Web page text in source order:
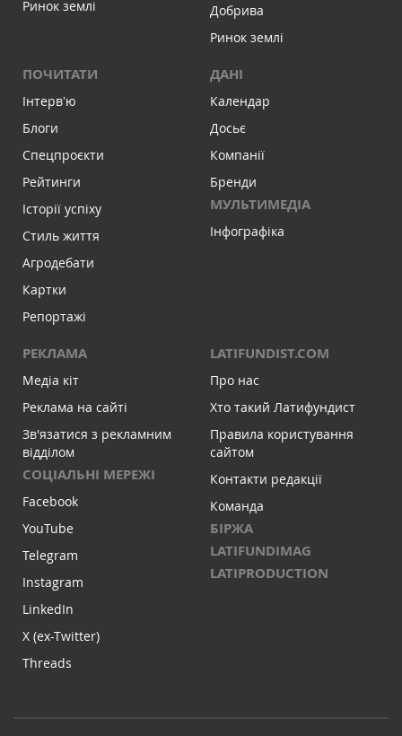
Ринок землі
Добрива
Ринок землі
ПОЧИТАТИ
Інтервʼю
Блоги
Спецпроєкти
Рейтинги
Історії успіху
Стиль життя
Агродебати
Картки
Репортажі
ДАНІ
Календар
Досьє
Компанії
Бренди
МУЛЬТИМЕДІА
Інфографіка
РЕКЛАМА
Медіа кіт
Реклама на сайті
Зв'язатися з рекламним
відділом
СОЦІАЛЬНІ МЕРЕЖІ
Facebook
YouTube
Telegram
Instagram
LinkedIn
X (ex-Twitter)
Threads
LATIFUNDIST.COM
Про нас
Хто такий Латифундист
Правила користування
сайтом
Контакти редакції
Команда
БІРЖА
LATIFUNDIMAG
LATIPRODUCTION